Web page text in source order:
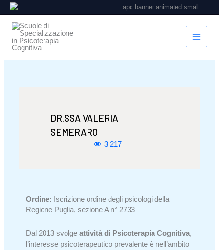
al
contenuto
DR.SSA VALERIA
SEMERARO
3.217
Ordine: Iscrizione ordine degli psicologi della
Regione Puglia, sezione A n° 2733
Dal 2013 svolgeattività di Psicoterapia Cognitiva,
l’interesse psicoterapeutico prevalente è nell’ambito